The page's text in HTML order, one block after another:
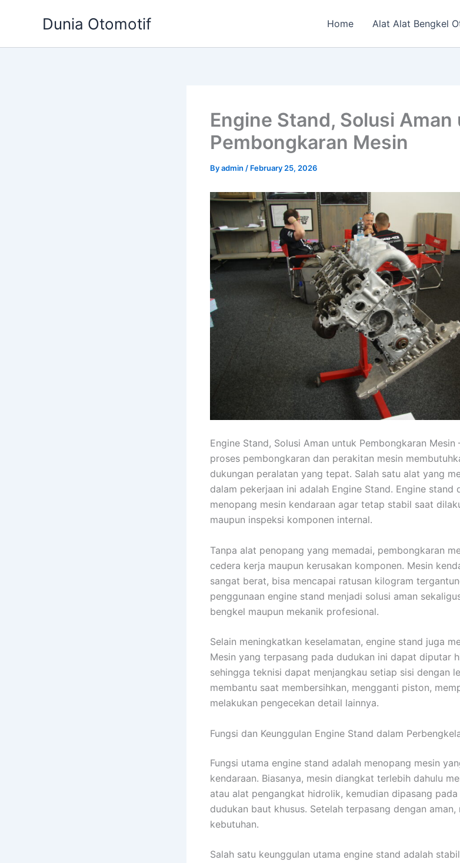
Dunia Otomotif Home Alat Alat Bengkel
Engine Stand, Solusi Aman
Pembongkaran Mesin
Byadmin / February 25, 2026
Engine Stand, Solusi Aman untuk Pembongkaran
proses pembongkaran dan perakitan mesin
dukungan peralatan yang tepat. Salah satu alat yang
dalam pekerjaan ini adalah Engine Stand. Engine stand
menopang mesin kendaraan agar tetap stabil saat
maupun inspeksi komponen internal.
Tanpa alat penopang yang memadai, pembongkaran
cedera kerja maupun kerusakan komponen. Mesin
sangat berat, bisa mencapai ratusan kilogram
penggunaan engine stand menjadi solusi aman
bengkel maupun mekanik profesional.
Selain meningkatkan keselamatan, engine stand juga
Mesin yang terpasang pada dudukan ini dapat diputar
sehingga teknisi dapat menjangkau setiap sisi dengan
membantu saat membersihkan, mengganti piston,
melakukan pengecekan detail lainnya.
Fungsi dan Keunggulan Engine Stand dalam
Fungsi utama engine stand adalah menopang mesin
kendaraan. Biasanya, mesin diangkat terlebih dahulu
atau alat pengangkat hidrolik, kemudian dipasang
dudukan baut khusus. Setelah terpasang dengan
kebutuhan.
Salah satu keunggulan utama engine stand adalah